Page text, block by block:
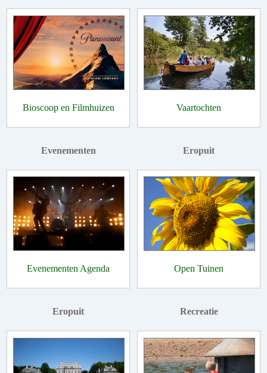
Bioscoop en Filmhuizen Vaartochten
Evenementen
Evenementen Agenda
Eropuit
Open Tuinen
Eropuit Recreatie